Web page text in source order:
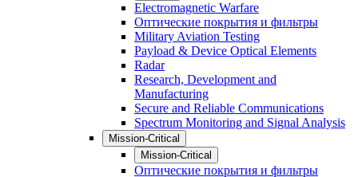
Electromagnetic Warfare
Оптические покрытия и фильтры
Military Aviation Testing
Payload & Device Optical Elements
Radar
Research, Development and
Manufacturing
Secure and Reliable Communications
Spectrum Monitoring and Signal Analysis
Mission-Critical
Mission-Critical
Оптические покрытия и фильтры